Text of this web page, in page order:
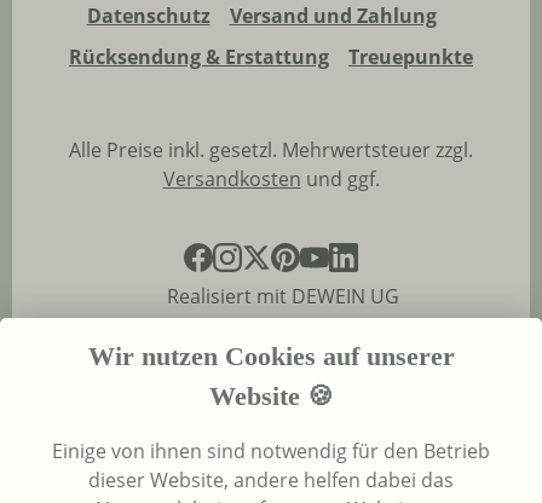
Datenschutz
Versand und Zahlung
Rücksendung & Erstattung
Treuepunkte
Alle Preise inkl. gesetzl. Mehrwertsteuer zzgl.
Versandkosten und ggf.
Realisiert mit DEWEIN UG
Wir nutzen Cookies auf unserer
Website 🍪
Einige von ihnen sind notwendig für den Betrieb
dieser Website, andere helfen dabei das